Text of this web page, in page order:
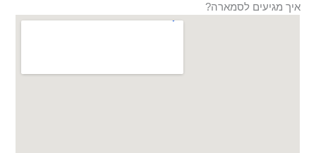
איך מגיעים לסמארה?